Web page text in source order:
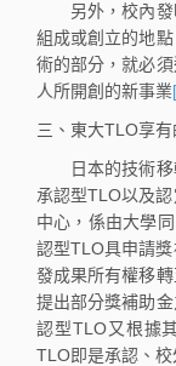
另外，校內發
組成或創立的地
術的部分，就必
人所開創的新事業
三、東大TLO享
日本的技術移
承認型TLO以及
中心，係由大學
認型TLO具申請
發成果所有權移
提出部分獎補助
認型TLO又根據
TLO即是承認、校